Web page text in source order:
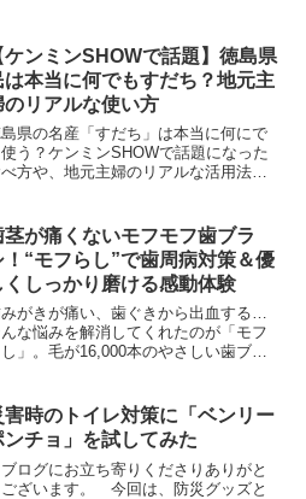
ケンミンSHOWで話題】徳島県
は本当に何でもすだち？地元主
のリアルな使い方
県の名産「すだち」は本当に何にで
使う？ケンミンSHOWで話題になった
方や、地元主婦のリアルな活用法を
茎が痛くないモフモフ歯ブラ
！“モフらし”で歯周病対策＆優
くしっかり磨ける感動体験
がきが痛い、歯ぐきから出血する…
な悩みを解消してくれたのが「モフ
し」。毛が16,000本のやさしい歯ブラ
害時のトイレ対策に「ベンリー
ンチョ」を試してみた
ログにお立ち寄りくださりありがと
ございます。 今回は、防災グッズと